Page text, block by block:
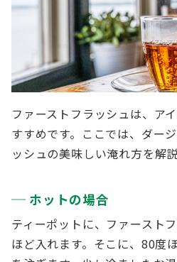
ファーストフラッシュは、ア
すすめです。ここでは、ダー
ッシュの美味しい淹れ方を解説
ホットの場合
ティーポットに、ファースト
ほど入れます。そこに、80度